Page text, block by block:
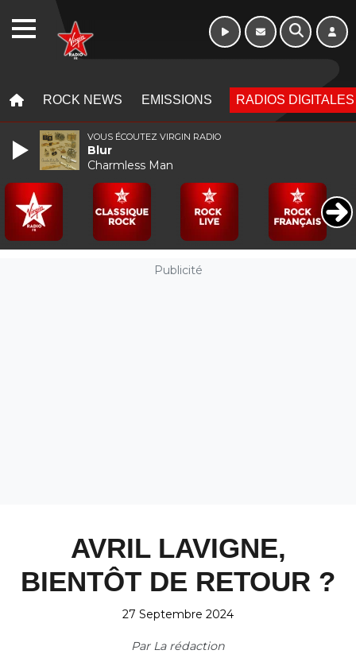
ROCK NEWS EMISSIONS RADIOS DIGITALES
Publicité
AVRIL LAVIGNE,
BIENTÔT DE RETOUR ?
27 Septembre 2024
Par La rédaction
VOUS ÉCOUTEZ VIRGIN RADIO
Blur
Charmless Man
WEBRADIO Week-end de 16h
à 20h